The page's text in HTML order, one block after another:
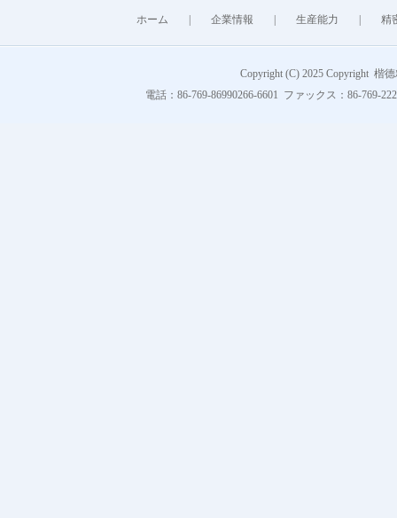
ホーム 企業情報 生産能力 精
Copyright (C) 2025 Copyright 楷
電話：86-769-86990266-6601 ファックス：86-769-